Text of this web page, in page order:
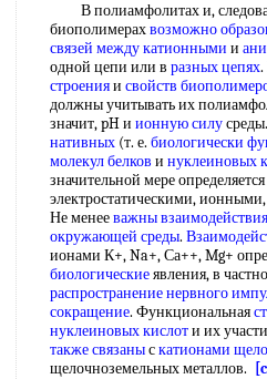
В полиамфолитах и,
биополимерахвозможно
связей между катионными и
одной цепи или в разных цепях.
строенияи свойств
должны учитывать их
значит, pH и ионную силусреды.
нативных (т. е. биологически
молекул белков и нуклеиновых
значительной мере определяется
электростатическими,
Не менееважны взаимодействия
окружающей среды.
ионами К+, Na+, Са++, Mg+
биологическиеявления, в
распространение нервного
сокращение. Функциональная
нуклеиновых кислоти их
также связаныскатионами
щелочноземельных металлов.